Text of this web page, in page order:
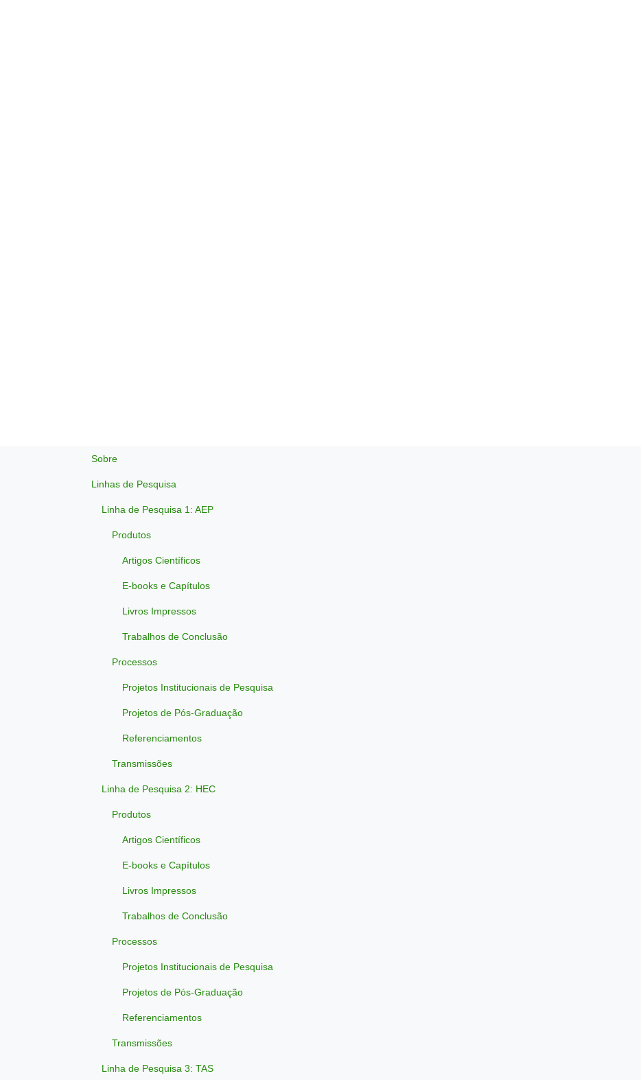
Sobre
Linhas de Pesquisa
Linha de Pesquisa 1: AEP
Produtos
Artigos Científicos
E-books e Capítulos
Livros Impressos
Trabalhos de Conclusão
Processos
Projetos Institucionais de Pesquisa
Projetos de Pós-Graduação
Referenciamentos
Transmissões
Linha de Pesquisa 2: HEC
Produtos
Artigos Científicos
E-books e Capítulos
Livros Impressos
Trabalhos de Conclusão
Processos
Projetos Institucionais de Pesquisa
Projetos de Pós-Graduação
Referenciamentos
Transmissões
Linha de Pesquisa 3: TAS